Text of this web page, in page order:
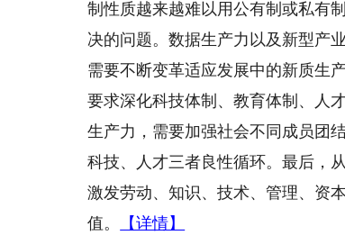
制性质越来越难以用公有制或私有
决的问题。数据生产力以及新型产
需要不断变革适应发展中的新质生
要求深化科技体制、教育体制、人
生产力，需要加强社会不同成员团
科技、人才三者良性循环。最后，
激发劳动、知识、技术、管理、资
值。
【详情】